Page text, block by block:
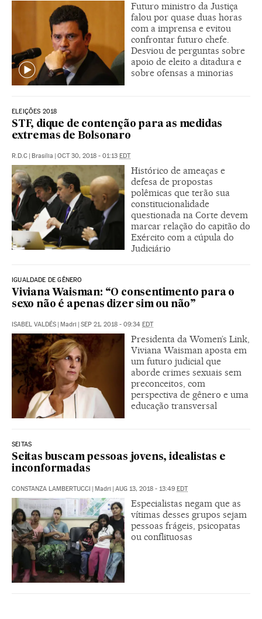
Futuro ministro da Justiça
falou por quase duas horas
com a imprensa e evitou
confrontar futuro chefe.
Desviou de perguntas sobre
apoio de eleito a ditadura e
sobre ofensas a minorias
ELEIÇÕES 2018
STF, dique de contenção para as medidas
extremas de Bolsonaro
R.D.C Brasília OCT 30, 2018 - 01:13 EDT
Histórico de ameaças e
defesa de propostas
polêmicas que terão sua
constitucionalidade
questionada na Corte devem
marcar relação do capitão do
Exército com a cúpula do
Judiciário
IGUALDADE DE GÊNERO
Viviana Waisman: “O consentimento para o
sexo não é apenas dizer sim ou não”
ISABEL VALDÉS Madri SEP 21, 2018 - 09:34 EDT
Presidenta da Women’s Link,
Viviana Waisman aposta em
um futuro judicial que
aborde crimes sexuais sem
preconceitos, com
perspectiva de gênero e uma
educação transversal
SEITAS
Seitas buscam pessoas jovens, idealistas e
inconformadas
CONSTANZA LAMBERTUCCI | Madri | AUG 13, 2018 - 13:49 EDT
Especialistas negam que as
vítimas desses grupos sejam
pessoas frágeis, psicopatas
ou conflituosas